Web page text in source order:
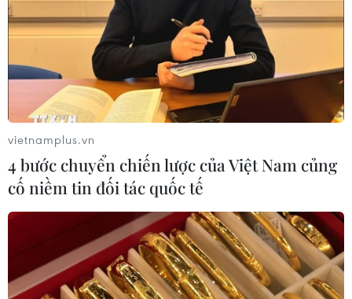
vietnamplus.vn
4 bước chuyển chiến lược của Việt Nam củng
cố niềm tin đối tác quốc tế